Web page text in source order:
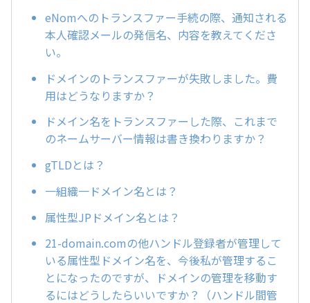
eNomへのトランスファー手続の際、通知される
本人確認メールの発信名、内容を教えてくださ
い。
ドメインのトランスファーが失敗しました。費
用はどうなりますか？
ドメイン名をトランスファーした際、これまで
のネームサーバー情報は書き換わりますか？
gTLDとは？
一組織一ドメイン名とは？
属性型JPドメイン名とは？
21-domain.comの他ハンドル登録者が管理して
いる属性型ドメイン名を、今後私が管理するこ
とになったのですが、ドメインの管理を移動す
るにはどうしたらいいですか？（ハンドル間管